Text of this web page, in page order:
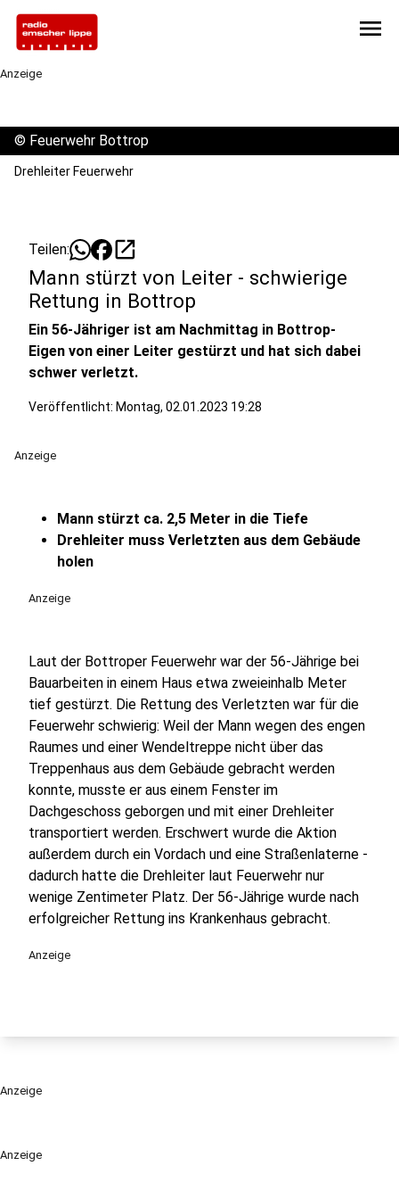
menu
Anzeige
Anzeige
© Feuerwehr Bottrop
Drehleiter Feuerwehr
Teilen: open_in_new
Mann stürzt von Leiter - schwierige
Rettung in Bottrop
Ein 56-Jähriger ist am Nachmittag in Bottrop-
Eigen von einer Leiter gestürzt und hat sich dabei
schwer verletzt.
Veröffentlicht: Montag, 02.01.2023 19:28
Anzeige
Mann stürzt ca. 2,5 Meter in die Tiefe
Drehleiter muss Verletzten aus dem Gebäude
holen
Anzeige
Laut der Bottroper Feuerwehr war der 56-Jährige bei
Bauarbeiten in einem Haus etwa zweieinhalb Meter
tief gestürzt. Die Rettung des Verletzten war für die
Feuerwehr schwierig: Weil der Mann wegen des engen
Raumes und einer Wendeltreppe nicht über das
Treppenhaus aus dem Gebäude gebracht werden
konnte, musste er aus einem Fenster im
Dachgeschoss geborgen und mit einer Drehleiter
transportiert werden. Erschwert wurde die Aktion
außerdem durch ein Vordach und eine Straßenlaterne -
dadurch hatte die Drehleiter laut Feuerwehr nur
wenige Zentimeter Platz. Der 56-Jährige wurde nach
erfolgreicher Rettung ins Krankenhaus gebracht.
Anzeige
Anzeige